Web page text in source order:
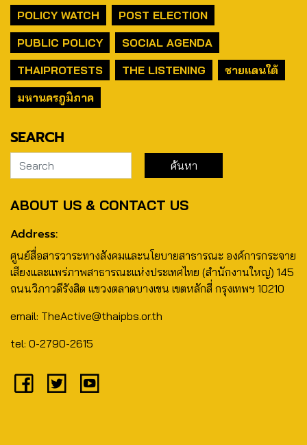
POLICY WATCH
POST ELECTION
PUBLIC POLICY
SOCIAL AGENDA
THAIPROTESTS
THE LISTENING
ชายแดนใต้
มหานครภูมิภาค
SEARCH
ABOUT US & CONTACT US
Address:
ศูนย์สื่อสารวาระทางสังคมและนโยบายสาธารณะ องค์การกระจาย
เสียงและแพร่ภาพสาธารณะแห่งประเทศไทย (สำนักงานใหญ่) 145
ถนนวิภาวดีรังสิต แขวงตลาดบางเขน เขตหลักสี่ กรุงเทพฯ 10210
email: TheActive@thaipbs.or.th
tel: 0-2790-2615